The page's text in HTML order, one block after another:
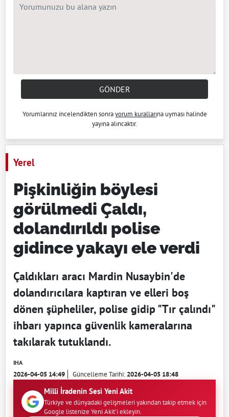
GÖNDER
Yorumlarınız incelendikten sonrayorum kurallarına uyması halinde
yayına alıncaktır.
Yerel
Pişkinliğin böylesi
görülmedi Çaldı,
dolandırıldı polise
gidince yakayı ele verdi
Çaldıkları aracı Mardin Nusaybin'de
dolandırıcılara kaptıran ve elleri boş
dönen şüpheliler, polise gidip "Tır çalındı"
ihbarı yapınca güvenlik kameralarına
takılarak tutuklandı.
IHA
2026-04-05 14:49 Güncelleme Tarihi:2026-04-05 18:48
Milli İradenin Sesi Yeni Akit
Türkiye ve dünyadaki gelişmeleri yakından takip etmek için
Google listenize Yeni Akit'i ekleyin.